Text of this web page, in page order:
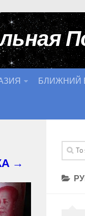
БЛИЖНИЙ
→